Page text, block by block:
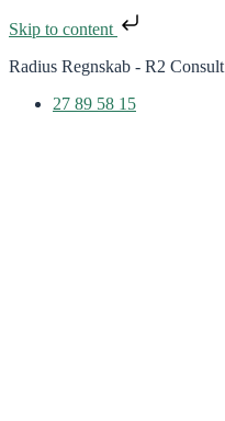
Skip to content
Radius Regnskab - R2 Consult
27 89 58 15